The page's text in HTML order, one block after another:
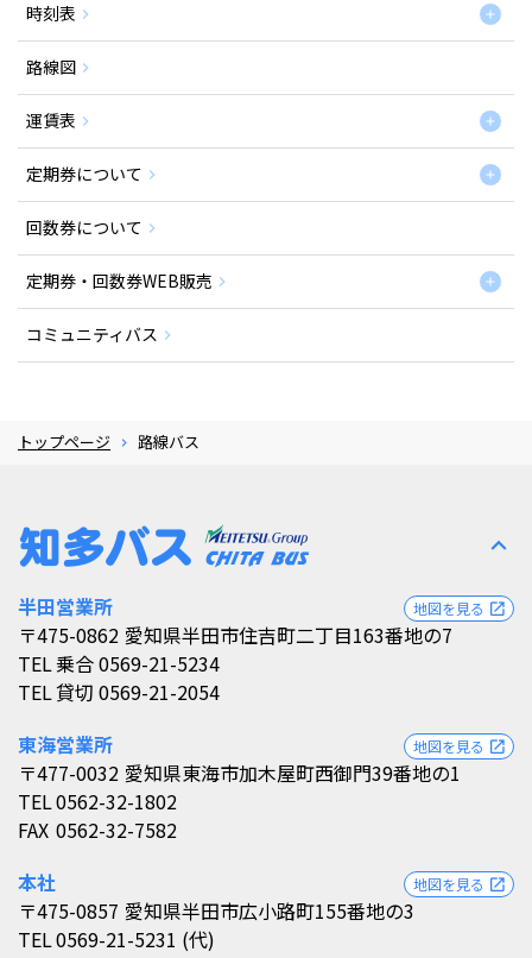
時刻表
路線図
運賃表
定期券について
回数券について
定期券・回数券WEB販売
コミュニティバス
トップページ 路線バス
expand_less
半田営業所
〒475-0862 愛知県半田市住吉町二丁目163番地の7
地図を見る open_in_new
TEL乗合 0569-21-5234
TEL貸切 0569-21-2054
東海営業所
〒477-0032 愛知県東海市加木屋町西御門39番地の1
地図を見る open_in_new
TEL0562-32-1802
FAX 0562-32-7582
本社
〒475-0857 愛知県半田市広小路町155番地の3
地図を見る open_in_new
TEL0569-21-5231 (代)